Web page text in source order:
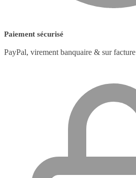
Paiement sécurisé
PayPal, virement banquaire & sur facture